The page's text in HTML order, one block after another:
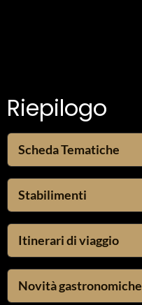
Riepilogo
Scheda Tematiche
Stabilimenti
Itinerari di viaggio
Novità gastronomiche